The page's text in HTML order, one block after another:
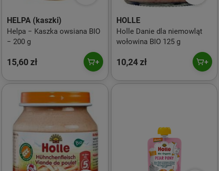
HELPA (kaszki)
Helpa − Kaszka owsiana BIO
− 200 g
15,60 zł
HOLLE
Holle Danie dla niemowląt
wołowina BIO 125 g
10,24 zł